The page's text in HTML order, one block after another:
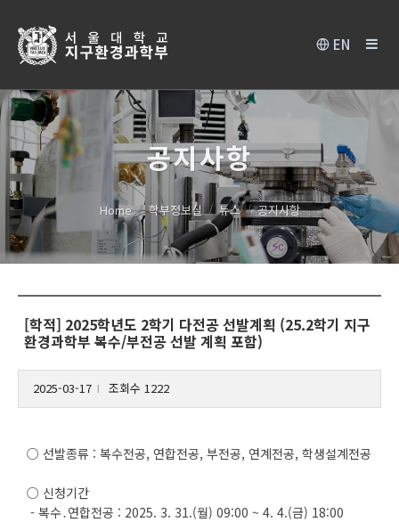
EN
공지사항
Home 학부정보실 뉴스 공지사항
[학적] 2025학년도 2학기 다전공 선발계획 (25.2학기 지구
환경과학부 복수/부전공 선발 계획 포함)
2025-03-17 조회수 1222
○ 선발종류 : 복수전공, 연합전공, 부전공, 연계전공, 학생설계전공
○ 신청기간
- 복수․연합전공 : 2025. 3. 31.(월) 09:00 ~ 4. 4.(금) 18:00